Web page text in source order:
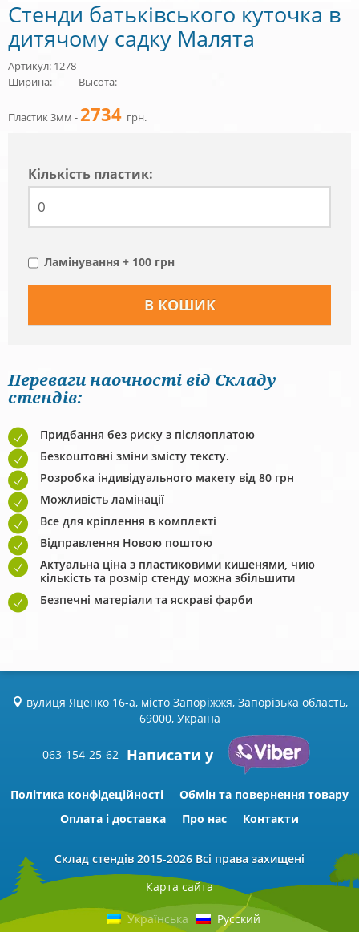
Стенди батьківського куточка в
дитячому садку Малята
Артикул: 1278
Ширина:
Высота:
Пластик 3мм -2734 грн.
Кiлькiсть пластик:
Ламінування + 100 грн
Переваги наочності від Складу
стендів:
Придбання без риску з післяоплатою
Безкоштовні зміни змісту тексту.
Розробка індивідуального макету від 80 грн
Можливість ламінації
Все для кріплення в комплекті
Відправлення Новою поштою
Актуальна ціна з пластиковими кишенями, чию
кількість та розмір стенду можна збільшити
Безпечні матеріали та яскраві фарби
вулиця Яценко 16-а, місто Запоріжжя, Запорізька область,
69000, Україна
063-154-25-62 Написати у
Політика конфідеційності
Обмін та повернення товару
Оплата і доставка
Про нас Контакти
Склад стендів 2015-2026 Всі права захищені
Карта сайта
Українська Русский